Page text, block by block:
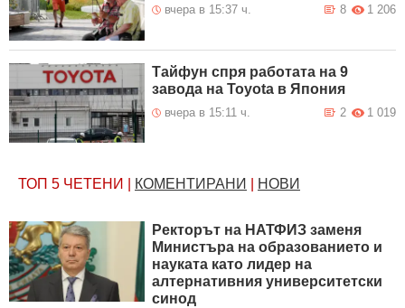
вчера в 15:37 ч. 1 206
8
Тайфун спря работата на 9
завода на Toyota в Япония
вчера в 15:11 ч. 1 019
2
ТОП 5 ЧЕТЕНИ КОМЕНТИРАНИ НОВИ
Ректорът на НАТФИЗ заменя
Министъра на образованието и
науката като лидер на
алтернативния университетски
синод